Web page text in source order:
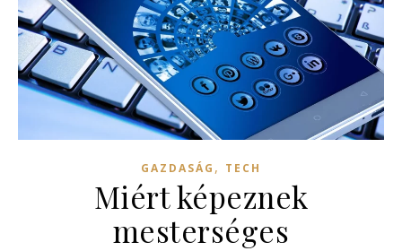
GAZDASÁG , TECH
Miért képeznek
mesterséges